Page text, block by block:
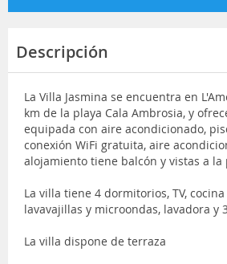
Descripción
La Villa Jasmina se encuentra en
km de la playa Cala Ambrosia, y
equipada con aire acondicionado,
conexión WiFi gratuita, aire
alojamiento tiene balcón y vistas a la
La villa tiene 4 dormitorios, TV,
lavavajillas y microondas, lavadora y
La villa dispone de terraza